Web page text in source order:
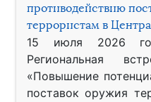
противодействию
террористам в
15 июля 2026
Региональная
«Повышение
поставок оружия